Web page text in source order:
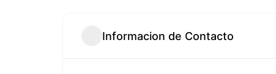
Informacion de Contacto